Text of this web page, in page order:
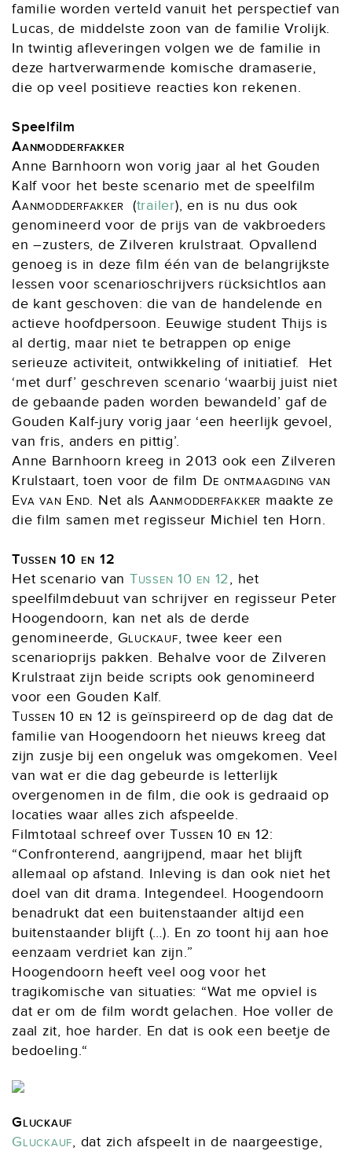
familie worden verteld vanuit het perspectief van
Lucas, de middelste zoon van de familie Vrolijk.
In twintig afleveringen volgen we de familie in
deze hartverwarmende komische dramaserie,
die op veel positieve reacties kon rekenen.
Speelfilm
Aanmodderfakker
Anne Barnhoorn won vorig jaar al het Gouden
Kalf voor het beste scenario met de speelfilm
Aanmodderfakker (trailer), en is nu dus ook
genomineerd voor de prijs van de vakbroeders
en –zusters, de Zilveren krulstraat. Opvallend
genoeg is in deze film één van de belangrijkste
lessen voor scenarioschrijvers rücksichtlos aan
de kant geschoven: die van de handelende en
actieve hoofdpersoon. Eeuwige student Thijs is
al dertig, maar niet te betrappen op enige
serieuze activiteit, ontwikkeling of initiatief. Het
‘met durf’ geschreven scenario ‘waarbij juist niet
de gebaande paden worden bewandeld’ gaf de
Gouden Kalf-jury vorig jaar ‘een heerlijk gevoel,
van fris, anders en pittig’.
Anne Barnhoorn kreeg in 2013 ook een Zilveren
Krulstaart, toen voor de film De ontmaagding van
Eva van End. Net als Aanmodderfakker maakte ze
die film samen met regisseur Michiel ten Horn.
Tussen 10 en 12
Het scenario van Tussen 10 en 12, het
speelfilmdebuut van schrijver en regisseur Peter
Hoogendoorn, kan net als de derde
genomineerde, Gluckauf, twee keer een
scenarioprijs pakken. Behalve voor de Zilveren
Krulstraat zijn beide scripts ook genomineerd
voor een Gouden Kalf.
Tussen 10 en 12 is geïnspireerd op de dag dat de
familie van Hoogendoorn het nieuws kreeg dat
zijn zusje bij een ongeluk was omgekomen. Veel
van wat er die dag gebeurde is letterlijk
overgenomen in de film, die ook is gedraaid op
locaties waar alles zich afspeelde.
Filmtotaal schreef overTussen 10 en 12:
“Confronterend, aangrijpend, maar het blijft
allemaal op afstand. Inleving is dan ook niet het
doel van dit drama. Integendeel. Hoogendoorn
benadrukt dat een buitenstaander altijd een
buitenstaander blijft (…). En zo toont hij aan hoe
eenzaam verdriet kan zijn.”
Hoogendoorn heeft veel oog voor het
tragikomische van situaties: “Wat me opviel is
dat er om de film wordt gelachen. Hoe voller de
zaal zit, hoe harder. En dat is ook een beetje de
bedoeling.“
Gluckauf
Gluckauf, dat zich afspeelt in de naargeestige,